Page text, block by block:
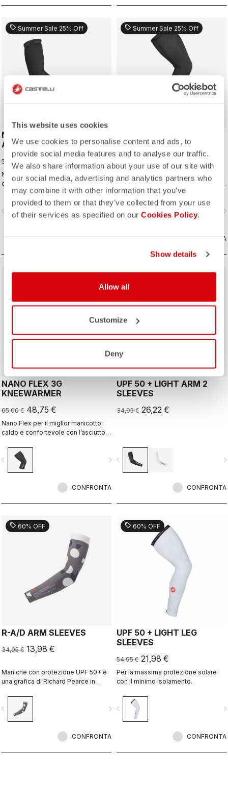
This website uses cookies
We use cookies to personalise content and ads, to
provide social media features and to analyse our traffic.
We also share information about your use of our site with
our social media, advertising and analytics partners who
may combine it with other information that you’ve
provided to them or that they’ve collected from your use
of their services as specified on our Cookies Policy.
Show details
Allow all
Customize
Deny
sell Summer Sale 25% Off
NANO FLEX 3G
ARMWARMER
50,00 € 37,50 €
Nano Flex per il miglior manicotto:
caldo e confortevole con l’asciutto,
idrorepellente in condizioni umide e
sempre caldo nelle giornate più
estreme.
navigate_next
sell Summer Sale 25% Off
LEGWARMER
85,00 € 63,75 €
Nano Flex per il miglior gambale:
caldo e confortevole con l’asciutto,
idrorepellente in condizioni umide e
sempre caldo nelle giornate più
estreme.
navigate_before
CONFRONTA
NANO FLEX 3G
KNEEWARMER
65,00 € 48,75 €
Nano Flex per il miglior manicotto:
caldo e confortevole con l’asciutto,
sempre caldo nelle giornate più
estreme.
navigate_next
CONFRONTA
UPF 50 + LIGHT ARM 2
SLEEVES
34,95 € 26,22 €
navigate_before
CONFRONTA
sell 60% OFF
R-A/D ARM SLEEVES
34,95 € 13,98 €
Maniche con protezione UPF 50+ e
una grafica di Richard Pearce in
navigate_next
CONFRONTA
sell 60% OFF
UPF 50 + LIGHT LEG
SLEEVES
54,95 € 21,98 €
Per la massima protezione solare
con il minimo isolamento.
navigate_before
CONFRONTA